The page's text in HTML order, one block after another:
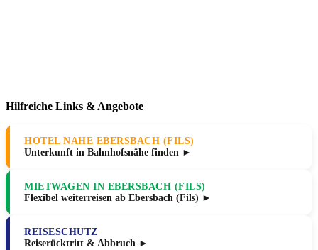
Hilfreiche Links & Angebote
HOTEL NAHE EBERSBACH (FILS)
Unterkunft in Bahnhofsnähe finden ►
MIETWAGEN IN EBERSBACH (FILS)
Flexibel weiterreisen ab Ebersbach (Fils) ►
REISESCHUTZ
Reiserücktritt & Abbruch ►